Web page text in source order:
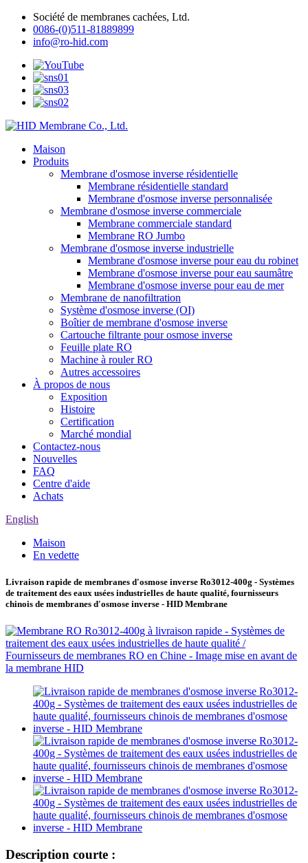
Société de membranes cachées, Ltd.
0086-(0)511-81889899
info@ro-hid.com
Maison
Produits
Membrane d'osmose inverse résidentielle
Membrane résidentielle standard
Membrane d'osmose inverse personnalisée
Membrane d'osmose inverse commerciale
Membrane commerciale standard
Membrane RO Jumbo
Membrane d'osmose inverse industrielle
Membrane d'osmose inverse pour eau du robinet
Membrane d'osmose inverse pour eau saumâtre
Membrane d'osmose inverse pour eau de mer
Membrane de nanofiltration
Système d'osmose inverse (OI)
Boîtier de membrane d'osmose inverse
Cartouche filtrante pour osmose inverse
Feuille plate RO
Machine à rouler RO
Autres accessoires
À propos de nous
Exposition
Histoire
Certification
Marché mondial
Contactez-nous
Nouvelles
FAQ
Centre d'aide
Achats
English
Maison
En vedette
Livraison rapide de membranes d'osmose inverse Ro3012-400g - Systèmes
de traitement des eaux usées industrielles de haute qualité, fournisseurs
chinois de membranes d'osmose inverse - HID Membrane
Description courte :